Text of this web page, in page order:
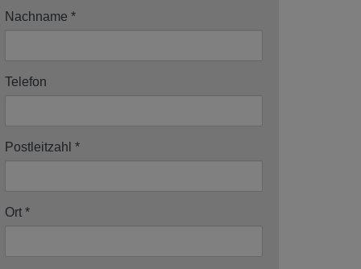
Nachname
Telefon
Postleitzahl
Ort